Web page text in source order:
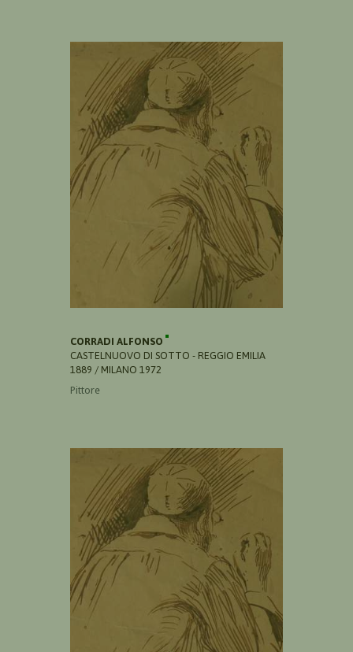
CORRADI ALFONSO
CASTELNUOVO DI SOTTO - REGGIO EMILIA
1889 / MILANO 1972
Pittore